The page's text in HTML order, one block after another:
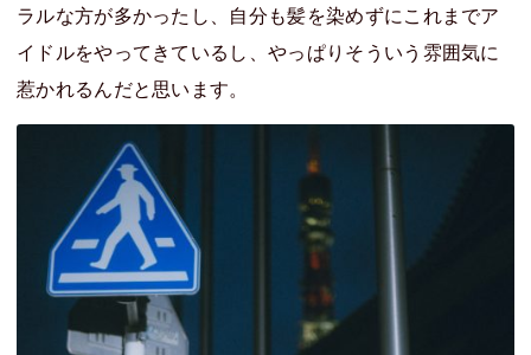
ラルな方が多かったし、自分も髪を染めずにこれまでア
イドルをやってきているし、やっぱりそういう雰囲気に
惹かれるんだと思います。